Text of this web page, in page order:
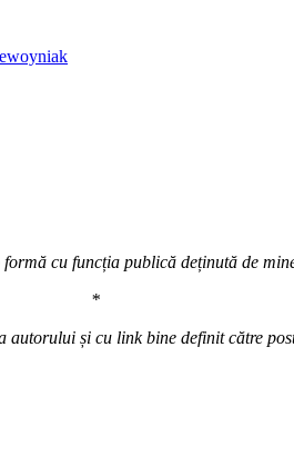
woyniak
cu funcția publică deținută de
*
autorului și cu link bine definit către